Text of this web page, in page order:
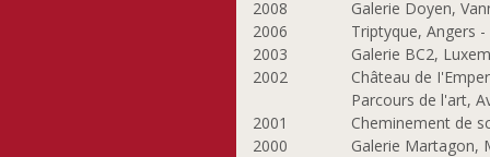
2008
Galerie Doyen,
2006
Triptyque, Angers -
2003
Galerie BC2,
2002
Château de
Parcours de l'art,
2001
Cheminement de
2000
Galerie Martagon,